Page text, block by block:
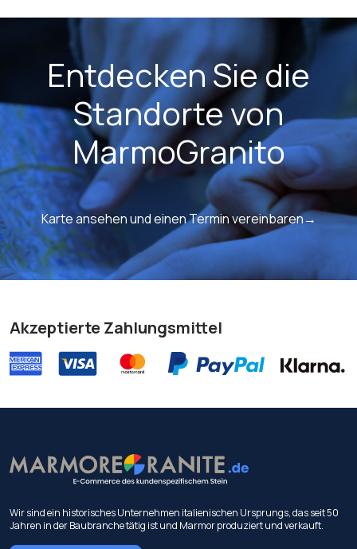
Entdecken Sie die
Standorte von
MarmoGranito
Karte ansehen und einen Termin vereinbaren→
Akzeptierte Zahlungsmittel
Wir sind ein historisches Unternehmen italienischen Ursprungs, das seit 50
Jahren in der Baubranche tätig ist und Marmor produziert und verkauft.